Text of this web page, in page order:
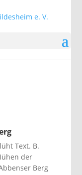
Text. B.
der
Berg